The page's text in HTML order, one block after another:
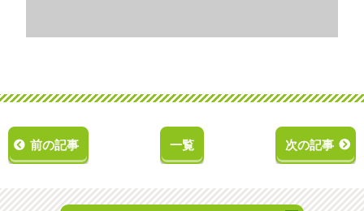
前の記事 一覧 次の記事